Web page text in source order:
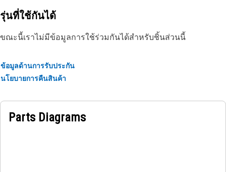
รุ่นที่ใช้กันได้
ขณะนี้เราไม่มีข้อมูลการใช้ร่วมกันได้สำหรับชิ้นส่วนนี้
ข้อมูลด้านการรับประกัน
นโยบายการคืนสินค้า
Parts Diagrams